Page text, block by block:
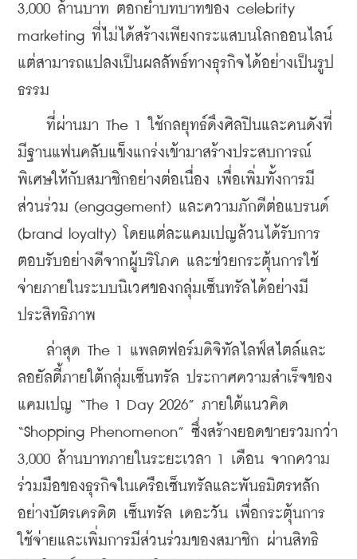
3,000 ล้านบาท ตอกย้ำบทบาทของ celebrity
marketing ที่ไม่ได้สร้างเพียงกระแสบนโลกออนไลน์
แต่สามารถแปลงเป็นผลลัพธ์ทางธุรกิจได้อย่างเป็นรูป
ธรรม
ที่ผ่านมา The 1 ใช้กลยุทธ์ดึงศิลปินและคนดังที่
มีฐานแฟนคลับแข็งแกร่งเข้ามาสร้างประสบการณ์
พิเศษให้กับสมาชิกอย่างต่อเนื่อง เพื่อเพิ่มทั้งการมี
ส่วนร่วม (engagement) และความภักดีต่อแบรนด์
(brand loyalty) โดยแต่ละแคมเปญล้วนได้รับการ
ตอบรับอย่างดีจากผู้บริโภค และช่วยกระตุ้นการใช้
จ่ายภายในระบบนิเวศของกลุ่มเซ็นทรัลได้อย่างมี
ประสิทธิภาพ
ล่าสุด The 1 แพลตฟอร์มดิจิทัลไลฟ์สไตล์และ
ลอยัลตี้ภายใต้กลุ่มเซ็นทรัล ประกาศความสำเร็จของ
แคมเปญ “The 1 Day 2026” ภายใต้แนวคิด
“Shopping Phenomenon” ซึ่งสร้างยอดขายรวมกว่า
3,000 ล้านบาทภายในระยะเวลา 1 เดือน จากความ
ร่วมมือของธุรกิจในเครือเซ็นทรัลและพันธมิตรหลัก
อย่างบัตรเครดิต เซ็นทรัล เดอะวัน เพื่อกระตุ้นการ
ใช้จ่ายและเพิ่มการมีส่วนร่วมของสมาชิก ผ่านสิทธิ